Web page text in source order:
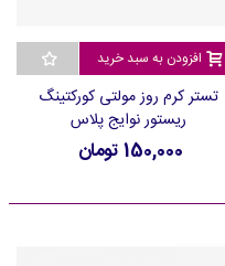
افزودن به سبد خرید
تستر کرم روز مولتی کورکتینگ
ریستور نوایج پلاس
150,000 تومان